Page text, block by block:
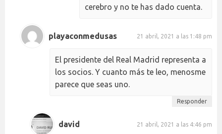
cerebro y no te has dado cuenta.
playaconmedusas 21 abril, 2021 a las 1:48 pm
El presidente del Real Madrid representa a
los socios. Y cuanto más te leo, menosme
parece que seas uno.
Responder
david 21 abril, 2021 a las 4:46 pm